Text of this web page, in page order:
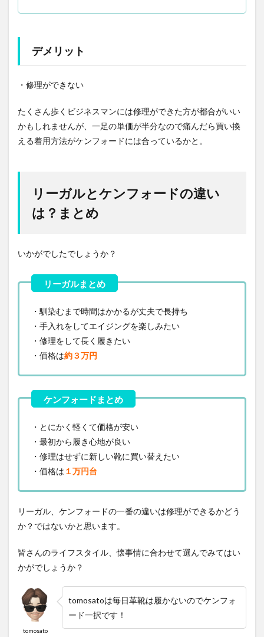
デメリット
・修理ができない
たくさん歩くビジネスマンには修理ができた方が都合がいい
かもしれませんが、一足の単価が半分なので痛んだら買い換
える着用方法がケンフォードには合っているかと。
リーガルとケンフォードの違い
は？まとめ
いかがでしたでしょうか？
・馴染むまで時間はかかるが丈夫で長持ち
・手入れをしてエイジングを楽しみたい
・修理をして長く履きたい
・価格は約３万円
・とにかく軽くて価格が安い
・最初から履き心地が良い
・修理はせずに新しい靴に買い替えたい
・価格は １万円台
リーガル、ケンフォードの一番の違いは修理ができるかどう
か？ではないかと思います。
皆さんのライフスタイル、懐事情に合わせて選んでみてはい
かがでしょうか？
tomosato
tomosatoは毎日革靴は履かないのでケンフォ
ード一択です！